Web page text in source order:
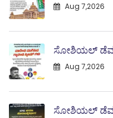
Aug 7,2026
ಸೋಶಿಯಲ್
Aug 7,2026
ಸೋಶಿಯಲ್